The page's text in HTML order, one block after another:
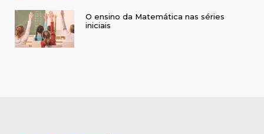
O ensino da Matemática nas séries
iniciais